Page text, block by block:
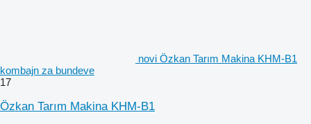
novi Özkan Tarım Makina KHM-B1
kombajn za bundeve
17
Özkan Tarım Makina KHM-B1